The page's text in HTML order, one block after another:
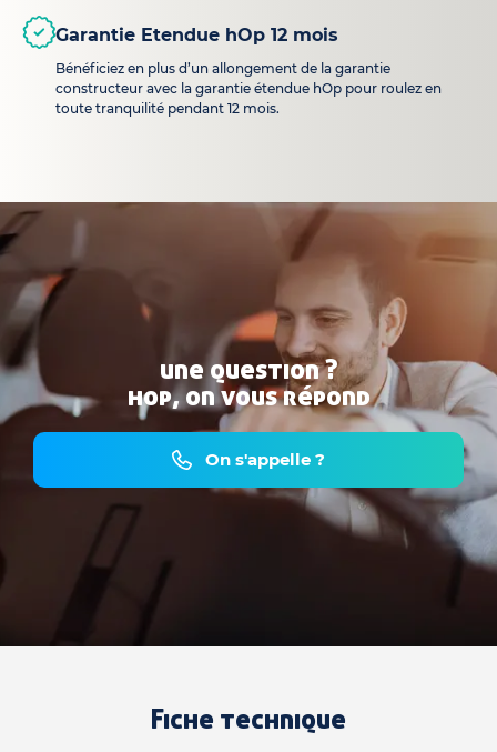
Garantie Etendue hOp 12 mois
Bénéficiez en plus d’un allongement de la garantie
constructeur avec la garantie étendue hOp pour roulez en
toute tranquilité pendant 12 mois.
une question ?
hop, on vous répond
On s'appelle ?
Fiche technique